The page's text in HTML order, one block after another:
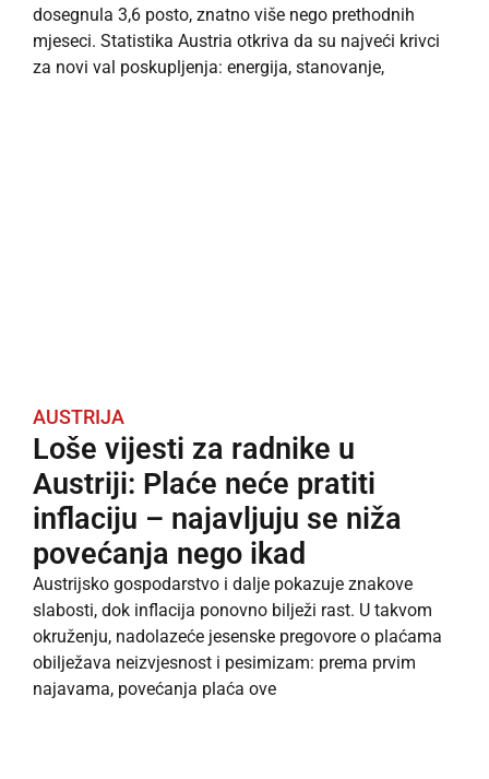
dosegnula 3,6 posto, znatno više nego prethodnih
mjeseci. Statistika Austria otkriva da su najveći krivci
za novi val poskupljenja: energija, stanovanje,
AUSTRIJA
Loše vijesti za radnike u
Austriji: Plaće neće pratiti
inflaciju – najavljuju se niža
povećanja nego ikad
Austrijsko gospodarstvo i dalje pokazuje znakove
slabosti, dok inflacija ponovno bilježi rast. U takvom
okruženju, nadolazeće jesenske pregovore o plaćama
obilježava neizvjesnost i pesimizam: prema prvim
najavama, povećanja plaća ove